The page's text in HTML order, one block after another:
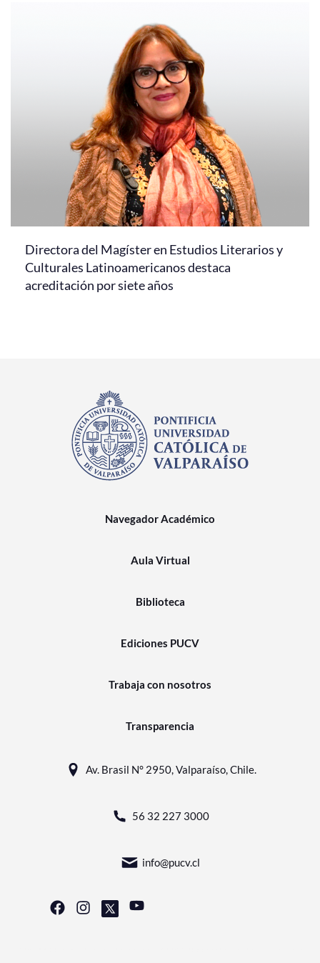
Directora del Magíster en Estudios Literarios y
Culturales Latinoamericanos destaca
acreditación por siete años
Navegador Académico
Aula Virtual
Biblioteca
Ediciones PUCV
Trabaja con nosotros
Transparencia
Av. Brasil N° 2950, Valparaíso, Chile.
56 32 227 3000
info@pucv.cl